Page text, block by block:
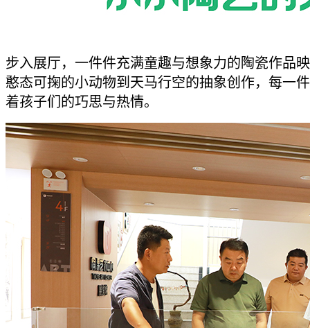
步入展厅，一件件充满童趣与想象力的陶瓷作品
憨态可掬的小动物到天马行空的抽象创作，每一
着孩子们的巧思与热情。